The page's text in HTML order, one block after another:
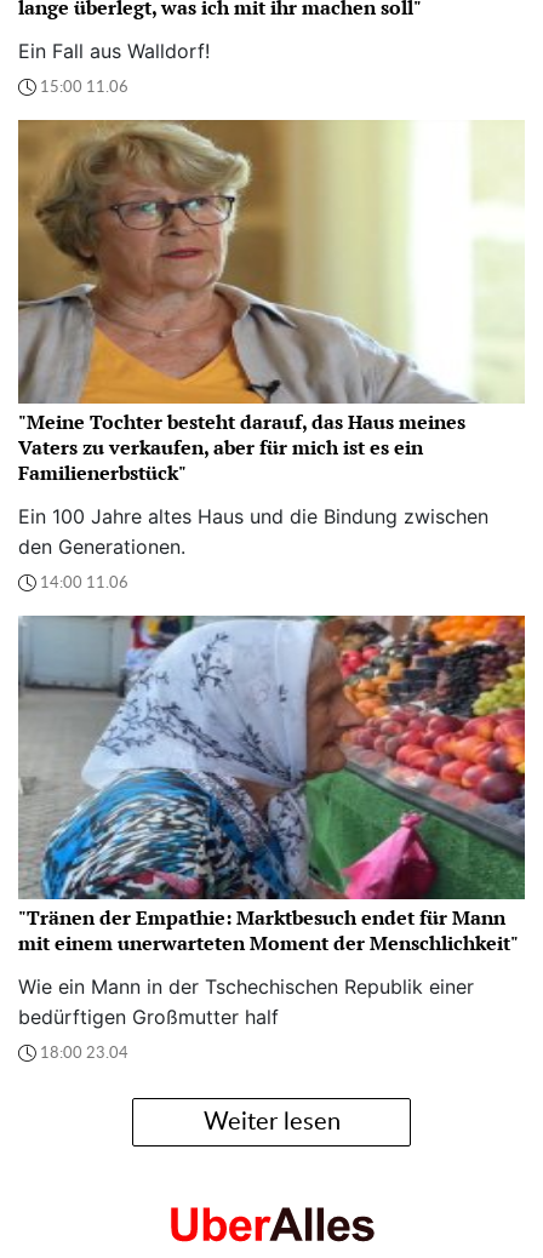
lange überlegt, was ich mit ihr machen soll"
Ein Fall aus Walldorf!
15:00 11.06
"Meine Tochter besteht darauf, das Haus meines
Vaters zu verkaufen, aber für mich ist es ein
Familienerbstück"
Ein 100 Jahre altes Haus und die Bindung zwischen
den Generationen.
14:00 11.06
"Tränen der Empathie: Marktbesuch endet für Mann
mit einem unerwarteten Moment der Menschlichkeit"
Wie ein Mann in der Tschechischen Republik einer
bedürftigen Großmutter half
18:00 23.04
Weiter lesen